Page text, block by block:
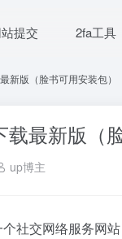
提交 2fa工具
新版（脸书可用安装包）
最新版（
up博主
社交网络服务网